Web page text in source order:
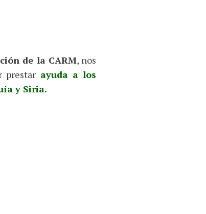
de la CARM, nos
prestar ayuda a los
y Siria.